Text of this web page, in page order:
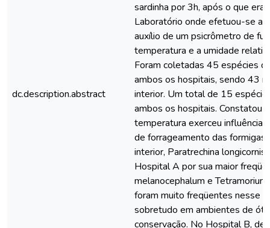
dc.description.abstract
sardinha por 3h, após o que
Laboratório onde efetuou-se a
auxílio de um psicrômetro de
temperatura e a umidade
Foram coletadas 45 espécies
ambos os hospitais, sendo 43
interior. Um total de 15
ambos os hospitais. Constatou-
temperatura exerceu influência
de forrageamento das
interior, Paratrechina
Hospital A por sua maior
melanocephalum e
foram muito freqüentes nesse
sobretudo em ambientes de
conservação. No Hospital B,